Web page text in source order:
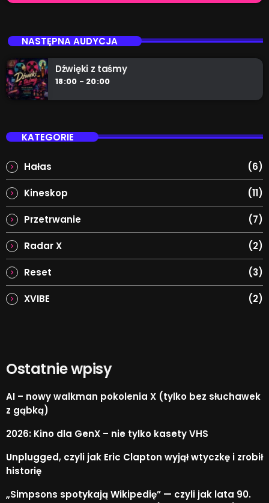
Zrelaksuj się z naszym radiem. Nie ważne czy po
szkole, po pracy, czy zwyczajnie ciężkim dniu. Teraz
jest czas dla Ciebie!
NASTĘPNA AUDYCJA
Dźwięki z taśmy
18:00 - 20:00
KATEGORIE
Hałas (6)
Kineskop (11)
Przetrwanie (7)
Radar X (2)
Reset (3)
XVIBE (2)
Ostatnie wpisy
AI – nowy walkman pokolenia X (tylko bez słuchawek
z gąbką)
2026: Kino dla GenX – nie tylko kasety VHS
Unplugged, czyli jak Eric Clapton wyjął wtyczkę i zrobił
historię
„Simpsons spotykają Wikipedię” — czyli jak lata 90.